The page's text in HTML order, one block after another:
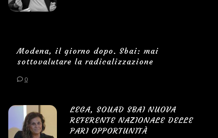
Modena, il giorno dopo. Sbai: mai
sottovalutare la radicalizzazione
0
LEGA, SOUAD SBAI NUOVA
REFERENTE NAZIONALE DELLE
PARI OPPORTUNITÀ